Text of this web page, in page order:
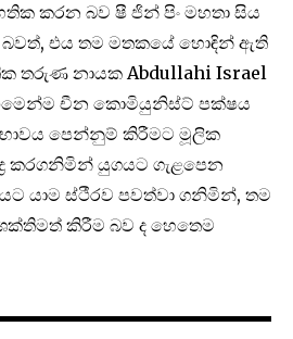
කරන බව ෂී ජින් පිං මහතා සිය
බවත්, එය තම මතකයේ හොඳින් ‍ඇති
තරුණ නායක Abdullahi Israel‌
චීන කොමියුනිස්ට් පක්ෂය
පෙන්නුම් කිරීමට මූලික
කරගනිමින් යුගයට ගැළපෙන
යාම ස්ථීරව පවත්වා ගනිමින්, තම
කිරීම බව ද හෙතෙම